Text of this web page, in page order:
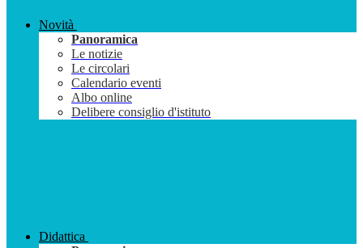
Novità
Panoramica
Le notizie
Le circolari
Calendario eventi
Albo online
Delibere consiglio d'istituto
Didattica